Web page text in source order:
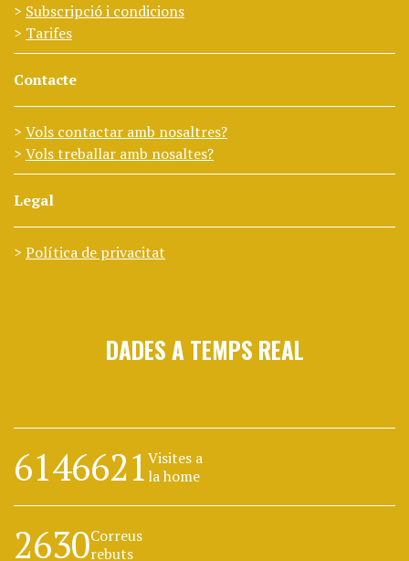
Subscripció i condicions
Tarifes
Contacte
Vols contactar amb nosaltres?
Vols treballar amb nosaltes?
Legal
Política de privacitat
DADES A TEMPS REAL
6146621Visites a
la home
2630Correus
rebuts